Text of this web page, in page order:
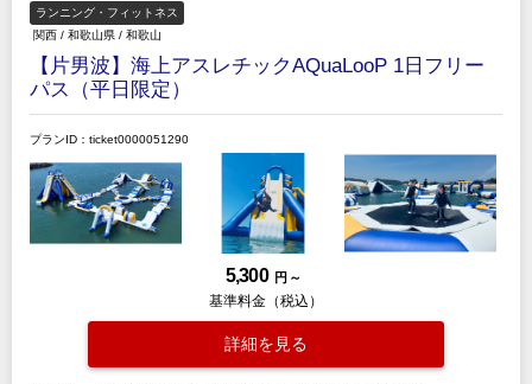
ランニング・フィットネス
関西 / 和歌山県 / 和歌山
【片男波】海上アスレチックAQuaLooP 1日フリー
パス（平日限定）
プランID：ticket0000051290
5,300 円 ～
基準料金（税込）
詳細を見る